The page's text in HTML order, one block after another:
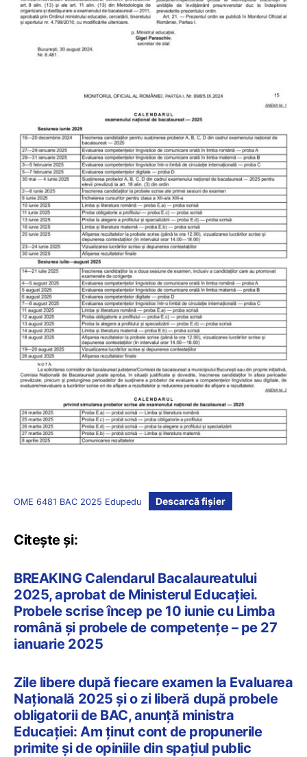
OME 6481 BAC 2025 Edupedu Descarcă fișier
Citește și:
BREAKING Calendarul Bacalaureatului
2025, aprobat de Ministerul Educației.
Probele scrise încep pe 10 iunie cu Limba
română și probele de competențe – pe 27
ianuarie 2025
Zile libere după fiecare examen la Evaluarea
Națională 2025 și o zi liberă după probele
obligatorii de BAC, anunță ministra
Educației: Am ținut cont de propunerile
primite și de opiniile din spațiul public